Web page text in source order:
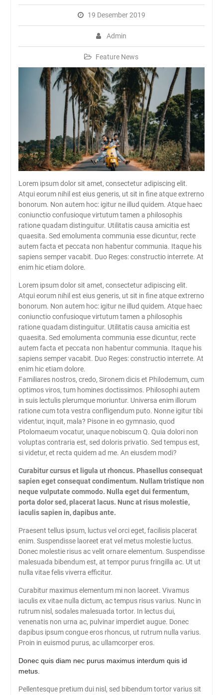
Rambipuji
Abhipraya Dies Natalis
SMAN Rambipuji Ke – 39
JADWAL SPMB 2026/2027
19 Desember 2019
Admin
Feature News
Lorem ipsum dolor sit amet, consectetur adipiscing elit.
Atqui eorum nihil est eius generis, ut sit in fine atque extrerno
bonorum. Non autem hoc: igitur ne illud quidem. Atque haec
coniunctio confusioque virtutum tamen a philosophis
ratione quadam distinguitur. Utilitatis causa amicitia est
quaesita. Sed emolumenta communia esse dicuntur, recte
autem facta et peccata non habentur communia. Itaque his
sapiens semper vacabit. Duo Reges: constructio interrete. At
enim hic etiam dolore.
Lorem ipsum dolor sit amet, consectetur adipiscing elit.
Atqui eorum nihil est eius generis, ut sit in fine atque extrerno
bonorum. Non autem hoc: igitur ne illud quidem. Atque haec
coniunctio confusioque virtutum tamen a philosophis
ratione quadam distinguitur. Utilitatis causa amicitia est
quaesita. Sed emolumenta communia esse dicuntur, recte
autem facta et peccata non habentur communia. Itaque his
sapiens semper vacabit. Duo Reges: constructio interrete. At
enim hic etiam dolore.
Familiares nostros, credo, Sironem dicis et Philodemum, cum
optimos viros, tum homines doctissimos. Philosophi autem
in suis lectulis plerumque moriuntur. Universa enim illorum
ratione cum tota vestra confligendum puto. Nonne igitur tibi
videntur, inquit, mala? Pisone in eo gymnasio, quod
Ptolomaeum vocatur, unaque nobiscum Q. Quia dolori non
voluptas contraria est, sed doloris privatio. Sed tempus est,
si videtur, et recta quidem ad me. An eiusdem modi?
Curabitur cursus et ligula ut rhoncus. Phasellus consequat
sapien eget consequat condimentum. Nullam tristique non
neque vulputate commodo. Nulla eget dui fermentum,
porta dolor sed, placerat lacus. Nunc at risus molestie,
iaculis sapien in, dapibus ante.
Praesent tellus ipsum, luctus vel orci eget, facilisis placerat
enim. Suspendisse laoreet erat vel metus molestie luctus.
Donec molestie risus ac velit ornare elementum. Suspendisse
malesuada bibendum est, at tempor purus fringilla ac. Ut ut
nulla vitae felis viverra efficitur.
Curabitur maximus elementum mi non laoreet. Vivamus
iaculis ex vitae nulla dictum, ac tempus risus varius. Nunc in
rutrum nisl, sodales malesuada tortor. In lectus dui,
venenatis non urna ac, pulvinar imperdiet augue. Donec
dapibus ipsum congue eros rhoncus, ut rutrum nulla varius.
Proin in euismod purus, ac ullamcorper eros.
Donec quis diam nec purus maximus interdum quis id
metus.
Pellentesque pretium dui nisl, sed bibendum tortor varius sit